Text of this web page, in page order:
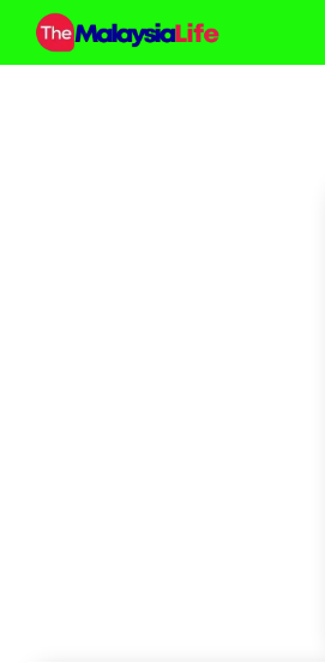
Skip